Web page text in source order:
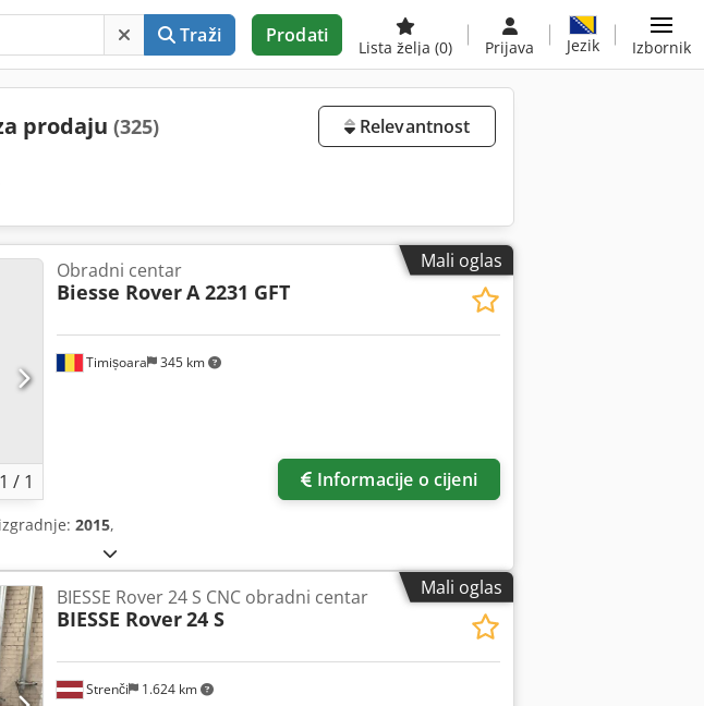
Traži Prodati
Lista želja (0) Prijava Jezik Izbornik
prodaju (325) Relevantnost
Mali oglas
1 / 1
Timișoara 345 km
Obradni centar
Biesse RoverA 2231 GFT
Informacije o cijeni
2015,
Mali oglas
Strenči 1.624 km
BIESSE Rover 24 S CNC obradni centar
BIESSE Rover24 S